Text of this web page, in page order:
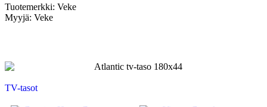
Tuotemerkki: Veke
Myyjä: Veke
TV-tasot